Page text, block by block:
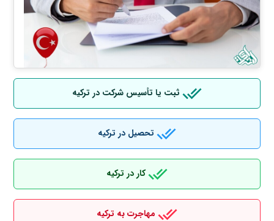
ثبت یا تأسیس شرکت در ترکیه
تحصیل در ترکیه
کار در ترکیه
مهاجرت به ترکیه